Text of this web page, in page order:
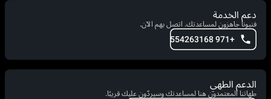
دعم الخدمة
فنيونا جاهزون لمساعدتك. اتصل بهم الآن.
+971 554263168
الدعم الطهي
طهاتنا المعتمدون هنا لمساعدتك وسيردّون عليك قريبًا.